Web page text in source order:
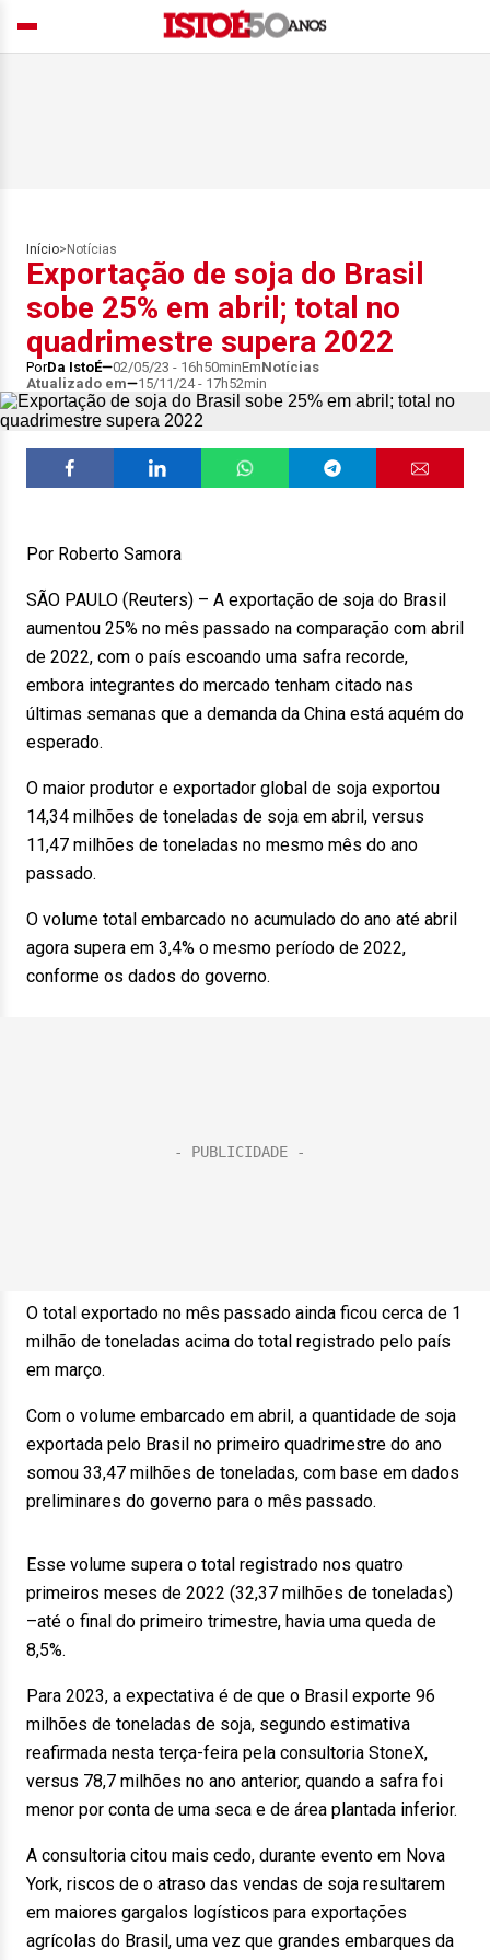
Início> Notícias
Exportação de soja do Brasil
sobe 25% em abril; total no
quadrimestre supera 2022
PorDa IstoÉ 02/05/23 - 16h50minEmNotícias
Atualizado em
15/11/24 - 17h52min
Por Roberto Samora
SÃO PAULO (Reuters) – A exportação de soja do Brasil
aumentou 25% no mês passado na comparação com abril
de 2022, com o país escoando uma safra recorde,
embora integrantes do mercado tenham citado nas
últimas semanas que a demanda da China está aquém do
esperado.
O maior produtor e exportador global de soja exportou
14,34 milhões de toneladas de soja em abril, versus
11,47 milhões de toneladas no mesmo mês do ano
passado.
O volume total embarcado no acumulado do ano até abril
agora supera em 3,4% o mesmo período de 2022,
conforme os dados do governo.
O total exportado no mês passado ainda ficou cerca de 1
milhão de toneladas acima do total registrado pelo país
em março.
Com o volume embarcado em abril, a quantidade de soja
exportada pelo Brasil no primeiro quadrimestre do ano
somou 33,47 milhões de toneladas, com base em dados
preliminares do governo para o mês passado.
Esse volume supera o total registrado nos quatro
primeiros meses de 2022 (32,37 milhões de toneladas)
–até o final do primeiro trimestre, havia uma queda de
8,5%.
Para 2023, a expectativa é de que o Brasil exporte 96
milhões de toneladas de soja, segundo estimativa
reafirmada nesta terça-feira pela consultoria StoneX,
versus 78,7 milhões no ano anterior, quando a safra foi
menor por conta de uma seca e de área plantada inferior.
A consultoria citou mais cedo, durante evento em Nova
York, riscos de o atraso das vendas de soja resultarem
em maiores gargalos logísticos para exportações
agrícolas do Brasil, uma vez que grandes embarques da